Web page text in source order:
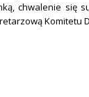
chwalenie się
Komitetu